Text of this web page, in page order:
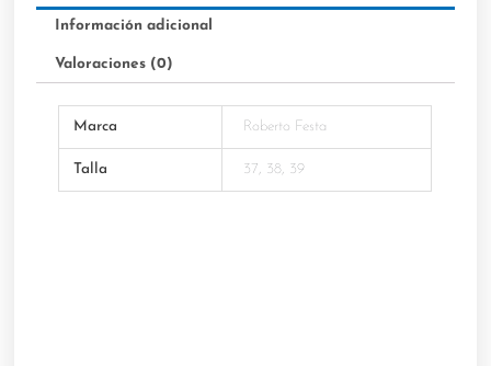
Información adicional
Valoraciones (0)
Marca Roberto Festa
Talla 37, 38, 39